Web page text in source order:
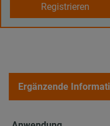
Registrieren
Ergänzende